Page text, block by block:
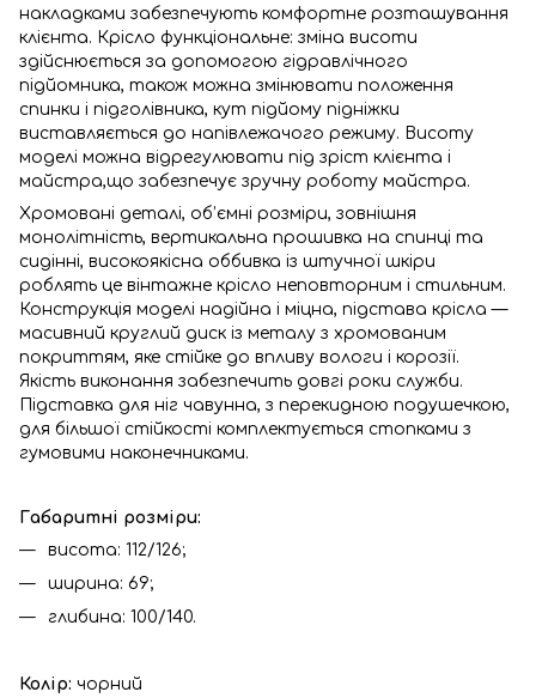
накладками забезпечують комфортне розташування
клієнта. Крісло функціональне: зміна висоти
здійснюється за допомогою гідравлічного
підйомника, також можна змінювати положення
спинки і підголівника, кут підйому підніжки
виставляється до напівлежачого режиму. Висоту
моделі можна відрегулювати під зріст клієнта і
майстра,що забезпечує зручну роботу майстра.
Хромовані деталі, об’ємні розміри, зовнішня
монолітність, вертикальна прошивка на спинці та
сидінні, високоякісна оббивка із штучної шкіри
роблять це вінтажне крісло неповторним і стильним.
Конструкція моделі надійна і міцна, підстава крісла —
масивний круглий диск із металу з хромованим
покриттям, яке стійке до впливу вологи і корозії.
Якість виконання забезпечить довгі роки служби.
Підставка для ніг чавунна, з перекидною подушечкою,
для більшої стійкості комплектується стопками з
гумовими наконечниками.
Габаритні розміри:
висота: 112/126;
ширина: 69;
глибина: 100/140.
Колір: чорний